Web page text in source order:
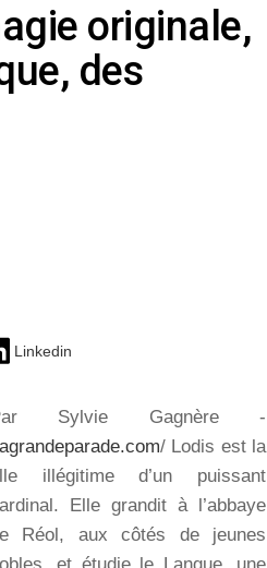
originale,
des
Linkedin
Sylvie Gagnère -
/ Lodis est la
illégitime d’un puissant
Elle grandit à l’abbaye
Réol, aux côtés de jeunes